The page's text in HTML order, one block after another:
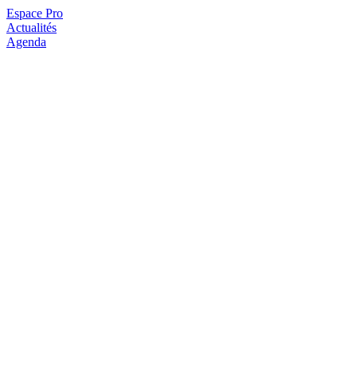
Espace Pro
Actualités
Agenda